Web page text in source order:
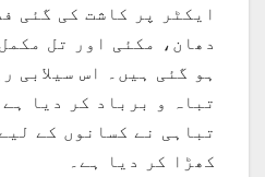
ایکٹر پر کاشت کی گئی
دھان، مکئی اور تل
ہو گئی ہیں۔ اس سیلابی
تباہ و برباد کر دیا
تباہی نے کسانوں کے
کھڑا کر دیا ہے۔